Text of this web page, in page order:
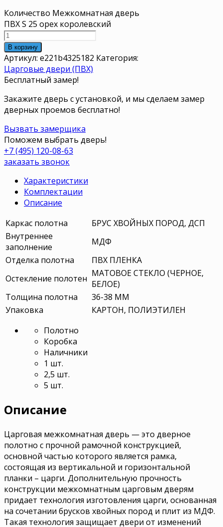
Количество Межкомнатная дверь
ПВХ S 25 орех королевский
В корзину
Артикул: e221b4325182 Категория:
Царговые двери (ПВХ)
Бесплатный замер!
Закажите дверь с установкой, и мы сделаем замер
дверных проемов бесплатно!
Вызвать замерщика
Поможем выбрать дверь!
+7 (495) 120-08-63
заказать звонок
Характеристики
Комплектации
Описание
Каркас полотна
БРУС ХВОЙНЫХ ПОРОД, ДСП
Внутреннее
заполнение
МДФ
Отделка полотна
ПВХ ПЛЕНКА
Остекление полотен МАТОВОЕ СТЕКЛО (ЧЕРНОЕ,
БЕЛОЕ)
Толщина полотна
36-38 ММ
Упаковка
КАРТОН, ПОЛИЭТИЛЕН
Полотно
Коробка
Наличники
1 шт.
2,5 шт.
5 шт.
Описание
Царговая межкомнатная дверь — это дверное
полотно с прочной рамочной конструкцией,
основной частью которого является рамка,
состоящая из вертикальной и горизонтальной
планки – царги. Дополнительную прочность
конструкции межкомнатным царговым дверям
придает технология изготовления царги, основанная
на сочетании брусков хвойных пород и плит из МДФ.
Такая технология защищает двери от изменений